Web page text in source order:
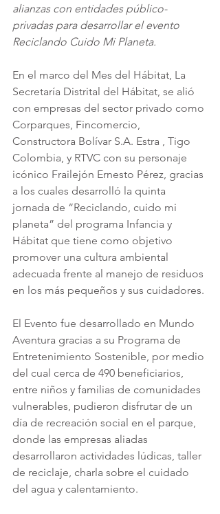
alianzas con entidades público-
privadas para desarrollar el evento
Reciclando Cuido Mi Planeta.
En el marco del Mes del Hábitat, La
Secretaría Distrital del Hábitat, se alió
con empresas del sector privado como
Corparques, Fincomercio,
Constructora Bolívar S.A. Estra , Tigo
Colombia, y RTVC con su personaje
icónico Frailejón Ernesto Pérez, gracias
a los cuales desarrolló la quinta
jornada de “Reciclando, cuido mi
planeta” del programa Infancia y
Hábitat que tiene como objetivo
promover una cultura ambiental
adecuada frente al manejo de residuos
en los más pequeños y sus cuidadores.
El Evento fue desarrollado en Mundo
Aventura gracias a su Programa de
Entretenimiento Sostenible, por medio
del cual cerca de 490 beneficiarios,
entre niños y familias de comunidades
vulnerables, pudieron disfrutar de un
día de recreación social en el parque,
donde las empresas aliadas
desarrollaron actividades lúdicas, taller
de reciclaje, charla sobre el cuidado
del agua y calentamiento.